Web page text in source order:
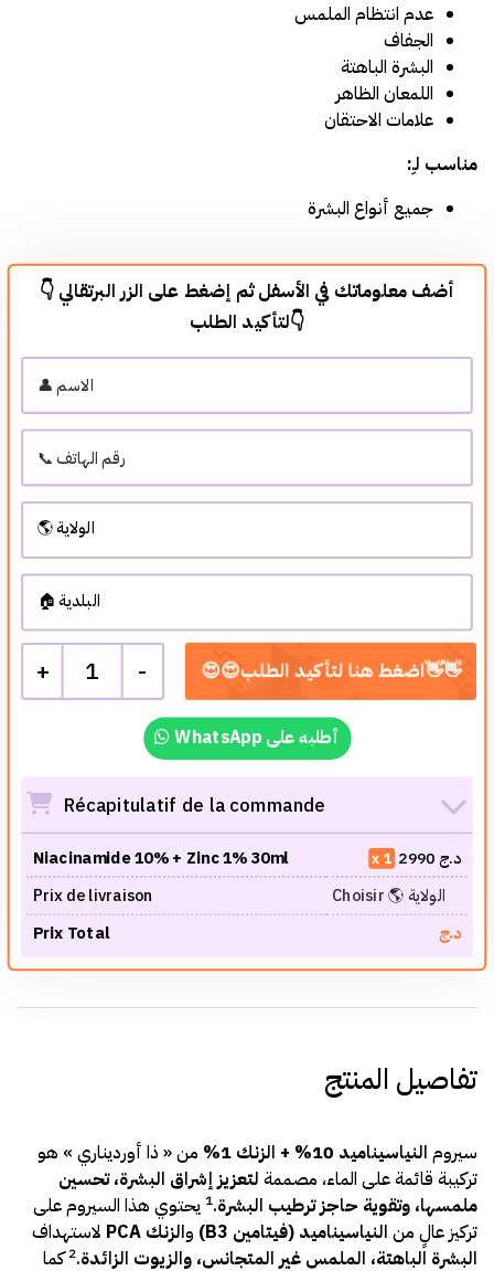
عدم انتظام الملمس
الجفاف
البشرة الباهتة
اللمعان الظاهر
علامات الاحتقان
مناسب لـِ:
جميع أنواع البشرة
👇 أضف معلوماتك في الأسفل ثم إضغط على الزر البرتقالي
لتأكيد الطلب👇
+ 1 -
WhatsApp أطلبه على
Récapitulatif de la commande
Niacinamide 10% + Zinc 1% 30ml 1 2990د.ج
Prix de livraison
Choisir 🌎 الولاية
Prix Total
د.ج
تفاصيل المنتج
سيروم النياسيناميد 10% + الزنك 1%
من « ذا أورديناري » هو
تركيبة قائمة على الماء، مصممة لتعزيز إشراق البشرة، تحسين
ملمسها، وتقوية حاجز ترطيب البشرة.
1 يحتوي هذا السيروم على
تركيز عالٍ من النياسيناميد (فيتامين B3) والزنك PCA
لاستهداف
البشرة الباهتة، الملمس غير المتجانس، والزيوت الزائدة.
2 كما